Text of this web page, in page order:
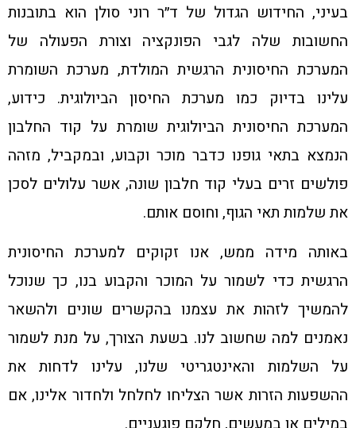
בעיני, החידוש הגדול של ד״ר רוני סולן הוא בתובנות
החשובות שלה לגבי הפונקציה וצורת הפעולה של
המערכת החיסונית הרגשית המולדת, מערכת השומרת
עלינו בדיוק כמו מערכת החיסון הביולוגית. כידוע,
המערכת החיסונית הביולוגית שומרת על קוד החלבון
הנמצא בתאי גופנו כדבר מוכר וקבוע, ובמקביל, מזהה
פולשים זרים בעלי קוד חלבון שונה, אשר עלולים לסכן
את שלמות תאי הגוף, וחוסם אותם.
באותה מידה ממש, אנו זקוקים למערכת החיסונית
הרגשית כדי לשמור על המוכר והקבוע בנו, כך שנוכל
להמשיך לזהות את עצמנו בהקשרים שונים ולהשאר
נאמנים למה שחשוב לנו. בשעת הצורך, על מנת לשמור
על השלמות והאינטגריטי שלנו, עלינו לדחות את
ההשפעות הזרות אשר הצליחו לחלחל ולחדור אלינו, אם